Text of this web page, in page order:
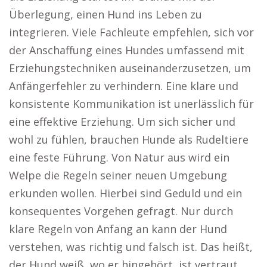
Überlegung, einen Hund ins Leben zu
integrieren. Viele Fachleute empfehlen, sich vor
der Anschaffung eines Hundes umfassend mit
Erziehungstechniken auseinanderzusetzen, um
Anfängerfehler zu verhindern. Eine klare und
konsistente Kommunikation ist unerlässlich für
eine effektive Erziehung. Um sich sicher und
wohl zu fühlen, brauchen Hunde als Rudeltiere
eine feste Führung. Von Natur aus wird ein
Welpe die Regeln seiner neuen Umgebung
erkunden wollen. Hierbei sind Geduld und ein
konsequentes Vorgehen gefragt. Nur durch
klare Regeln von Anfang an kann der Hund
verstehen, was richtig und falsch ist. Das heißt,